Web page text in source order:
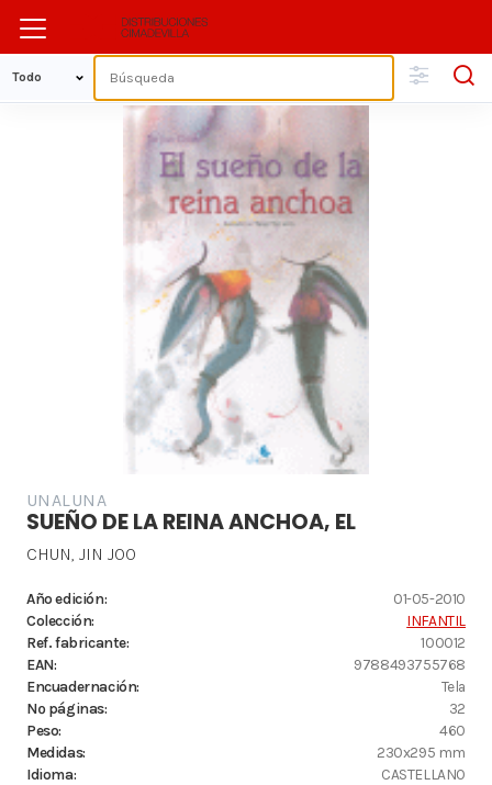
UNALUNA
SUEÑO DE LA REINA ANCHOA, EL
CHUN, JIN JOO
Año edición:
01-05-2010
Colección:
INFANTIL
Ref. fabricante:
100012
EAN:
9788493755768
Encuadernación:
Tela
Nº páginas:
32
Peso:
460
Medidas:
230x295 mm
Idioma:
CASTELLANO